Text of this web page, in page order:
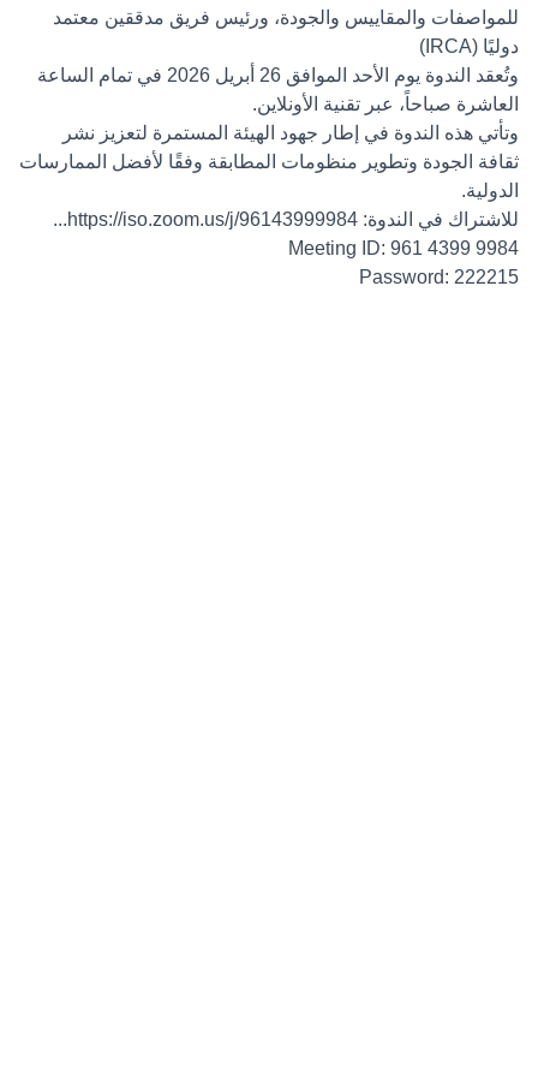
للمواصفات والمقاييس والجودة، ورئيس فريق مدققين معتمد
دوليًا (IRCA)
وتُعقد الندوة يوم الأحد الموافق 26 أبريل 2026 في تمام الساعة
العاشرة صباحاً، عبر تقنية الأونلاين.
وتأتي هذه الندوة في إطار جهود الهيئة المستمرة لتعزيز نشر
ثقافة الجودة وتطوير منظومات المطابقة وفقًا لأفضل الممارسات
الدولية.
للاشتراك في الندوة: https://iso.zoom.us/j/96143999984...
Meeting ID: 961 4399 9984
Password: 222215